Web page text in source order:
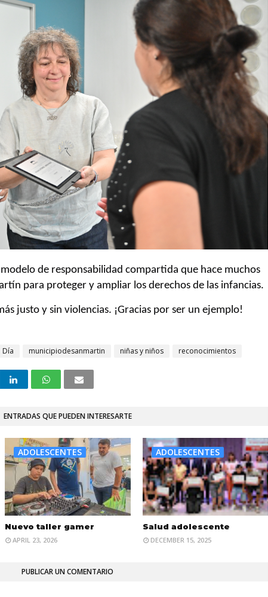
de responsabilidad compartida que hace muchos
para proteger y ampliar los derechos de las infancias.
justo y sin violencias. ¡Gracias por ser un ejemplo!
Día municipiodesanmartin niñas y niños reconocimientos
ENTRADAS QUE PUEDEN INTERESARTE
ADOLESCENTES
Nuevo taller gamer
APRIL 23, 2026
ADOLESCENTES
Salud adolescente
DECEMBER 15, 2025
PUBLICAR UN COMENTARIO